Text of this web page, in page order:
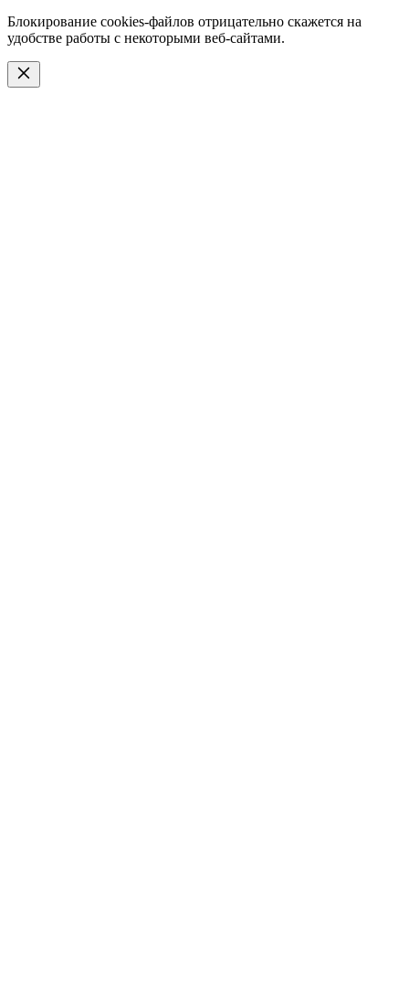
Блокирование cookies-файлов отрицательно скажется на
удобстве работы с некоторыми веб-сайтами.